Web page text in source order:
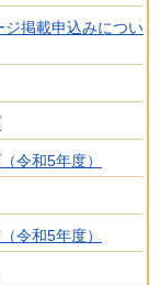
ジ掲載申込みについ
令和5年度）
令和5年度）